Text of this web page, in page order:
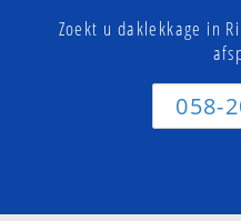
Zoekt u daklekkage in
058-